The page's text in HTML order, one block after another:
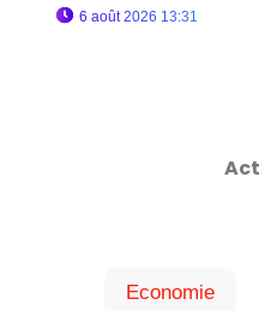
6 août 2026 13:31
Economie